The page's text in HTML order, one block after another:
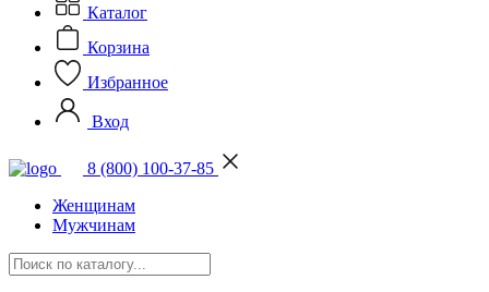
Каталог
Корзина
Избранное
Вход
8 (800) 100-37-85
Женщинам
Мужчинам